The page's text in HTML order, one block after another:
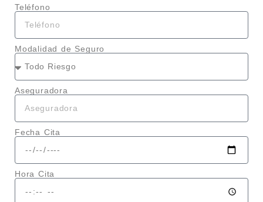
Teléfono
Modalidad de Seguro
Aseguradora
Fecha Cita
Hora Cita